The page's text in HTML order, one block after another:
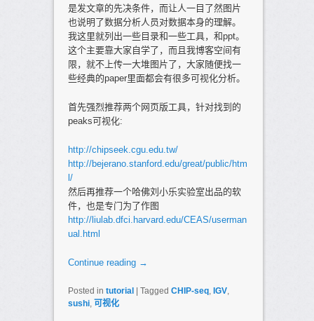
是发文章的先决条件，而让人一目了然图片
也说明了数据分析人员对数据本身的理解。
我这里就列出一些目录和一些工具，和ppt。
这个主要靠大家自学了，而且我博客空间有
限，就不上传一大堆图片了，大家随便找一
些经典的paper里面都会有很多可视化分析。
首先强烈推荐两个网页版工具，针对找到的
peaks可视化:
http://chipseek.cgu.edu.tw/
http://bejerano.stanford.edu/great/public/htm
l/
然后再推荐一个哈佛刘小乐实验室出品的软
件，也是专门为了作图
http://liulab.dfci.harvard.edu/CEAS/userman
ual.html
Continue reading →
Posted in tutorial Tagged CHIP-seq, IGV,
sushi, 可视化